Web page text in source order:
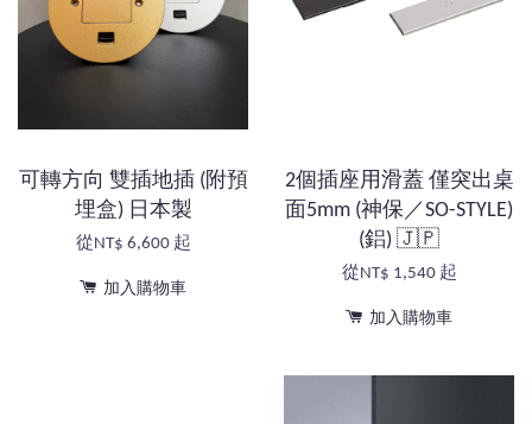
可轉方向 雙插地插 (附預
埋盒) 日本製
從NT$ 6,600 起
加入購物車
2個插座用滑蓋 僅突出桌
面5mm (神保／SO-STYLE)
(鋁) 🇯🇵
從NT$ 1,540 起
加入購物車